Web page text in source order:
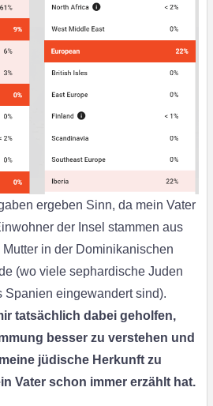
ergeben Sinn, da mein Vater
der Insel stammen aus
in der Dominikanischen
(wo viele sephardische Juden
Spanien eingewandert sind).
tatsächlich dabei geholfen,
besser zu verstehen und
jüdische Herkunft zu
Vater schon immer erzählt hat.